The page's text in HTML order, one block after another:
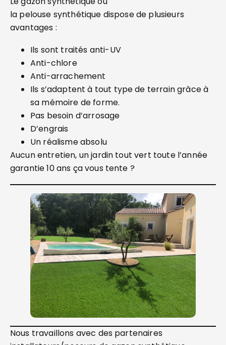
la pelouse synthétique dispose de plusieurs
avantages :
Ils sont traités anti-UV
Anti-chlore
Anti-arrachement
Ils s’adaptent à tout type de terrain grâce à
sa mémoire de forme.
Pas besoin d’arrosage
D’engrais
Un réalisme absolu
Aucun entretien, un jardin tout vert toute l’année
garantie 10 ans ça vous tente ?
Nous travaillons avec des partenaires